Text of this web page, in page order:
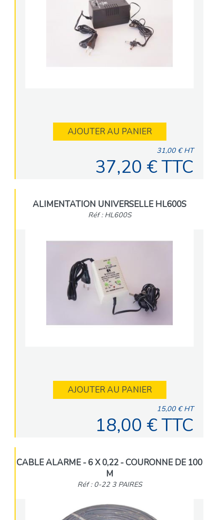
AJOUTER AU PANIER
31,00 € HT
37,20 € TTC
ALIMENTATION UNIVERSELLE HL600S
Réf : HL600S
AJOUTER AU PANIER
15,00 € HT
18,00 € TTC
CABLE ALARME - 6 X 0,22 - COURONNE DE 100
M
Réf : 0-22 3 PAIRES